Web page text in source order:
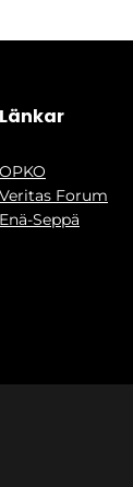
Länkar
OPKO
Veritas Forum
Enä-Seppä